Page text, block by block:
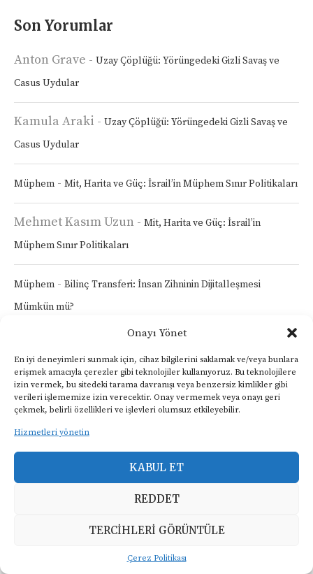
Onayı Yönet
En iyi deneyimleri sunmak için, cihaz bilgilerini saklamak ve/veya bunlara
erişmek amacıyla çerezler gibi teknolojiler kullanıyoruz. Bu teknolojilere
izin vermek, bu sitedeki tarama davranışı veya benzersiz kimlikler gibi
verileri işlememize izin verecektir. Onay vermemek veya onayı geri
çekmek, belirli özellikleri ve işlevleri olumsuz etkileyebilir.
Hizmetleri yönetin
KABUL ET
REDDET
TERCIHLERI GÖRÜNTÜLE
Çerez Politikası
Son Yorumlar
Anton Grave - Uzay Çöplüğü: Yörüngedeki Gizli Savaş ve
Casus Uydular
Kamula Araki - Uzay Çöplüğü: Yörüngedeki Gizli Savaş ve
Casus Uydular
Müphem - Mit, Harita ve Güç: İsrail’in Müphem Sınır Politikaları
Mehmet Kasım Uzun - Mit, Harita ve Güç: İsrail’in
Müphem Sınır Politikaları
Müphem - Bilinç Transferi: İnsan Zihninin Dijitalleşmesi
Mümkün mü?
BIZI TAKIP EDIN
FACEBOOK
TWITTER
INSTAGRAM
LINKEDIN
YOUTUBE
Déjà Vu: Beynin Bize Oynadığı Tuzak
Nisan 24, 2026